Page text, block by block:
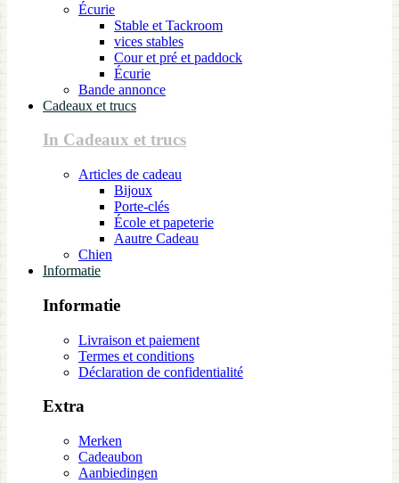
Écurie
Stable et Tackroom
vices stables
Cour et pré et paddock
Écurie
Bande annonce
Cadeaux et trucs
In Cadeaux et trucs
Articles de cadeau
Bijoux
Porte-clés
École et papeterie
Aautre Cadeau
Chien
Informatie
Informatie
Livraison et paiement
Termes et conditions
Déclaration de confidentialité
Extra
Merken
Cadeaubon
Aanbiedingen